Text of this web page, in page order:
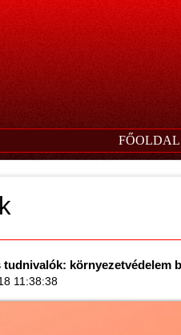
FŐOLDAL
tudnivalók: környezetvédelem
11:38:38